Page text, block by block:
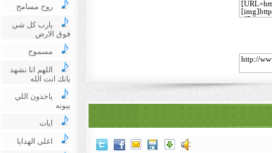
روح مسامح
يارب كل شي
فوق الارض
مسموح
اللهم انا نشهد
بانك انت الله
ياخذون اللي
يبونه
ايات
اغلى الهدايا